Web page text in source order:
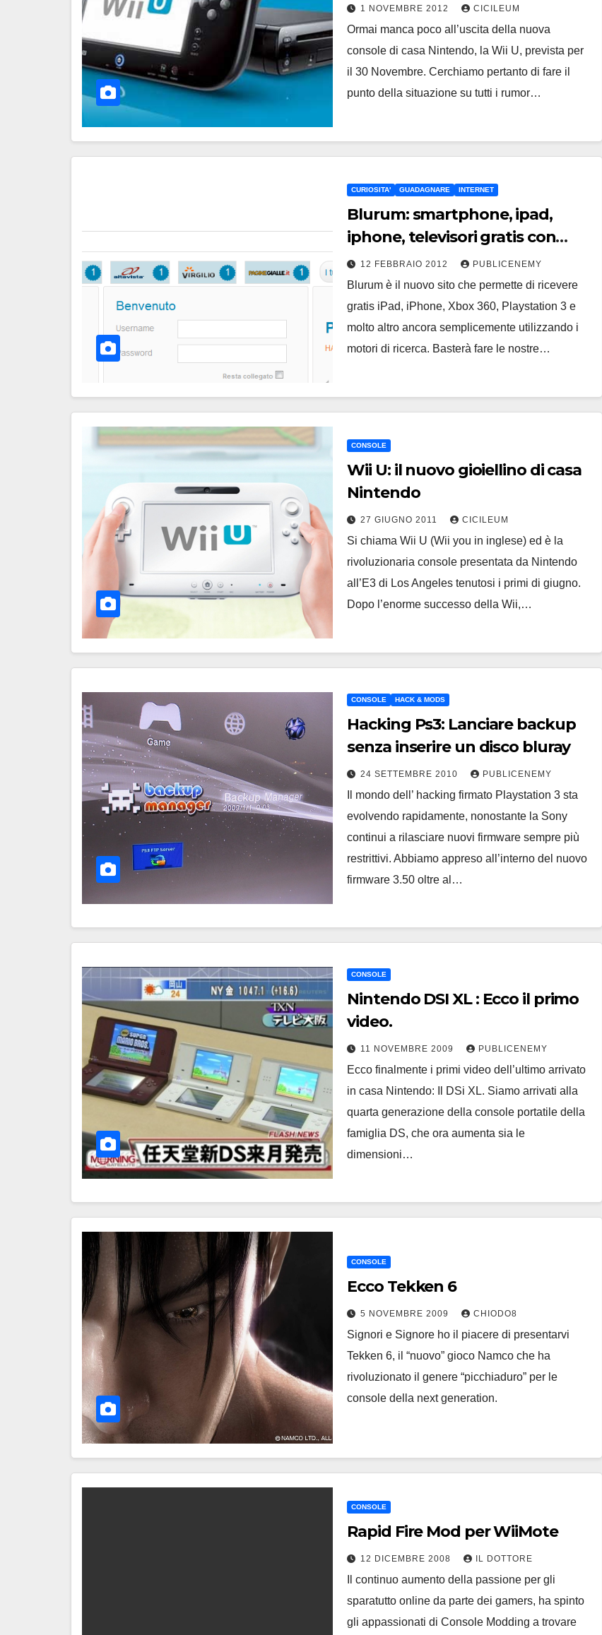
1 NOVEMBRE 2012 CICILEUM
Ormai manca poco all’uscita della nuova
console di casa Nintendo, la Wii U, prevista per
il 30 Novembre. Cerchiamo pertanto di fare il
punto della situazione su tutti i rumor…
CURIOSITA' GUADAGNARE INTERNET
Blurum: smartphone, ipad,
iphone, televisori gratis con
semplici ricerche
12 FEBBRAIO 2012 PUBLICENEMY
Blurum è il nuovo sito che permette di ricevere
gratis iPad, iPhone, Xbox 360, Playstation 3 e
molto altro ancora semplicemente utilizzando i
motori di ricerca. Basterà fare le nostre…
CONSOLE
Wii U: il nuovo gioiellino di casa
Nintendo
27 GIUGNO 2011 CICILEUM
Si chiama Wii U (Wii you in inglese) ed è la
rivoluzionaria console presentata da Nintendo
all’E3 di Los Angeles tenutosi i primi di giugno.
Dopo l’enorme successo della Wii,…
CONSOLE HACK & MODS
Hacking Ps3: Lanciare backup
senza inserire un disco bluray
24 SETTEMBRE 2010 PUBLICENEMY
Il mondo dell’ hacking firmato Playstation 3 sta
evolvendo rapidamente, nonostante la Sony
continui a rilasciare nuovi firmware sempre più
restrittivi. Abbiamo appreso all’interno del nuovo
firmware 3.50 oltre al…
CONSOLE
Nintendo DSI XL : Ecco il primo
video.
11 NOVEMBRE 2009 PUBLICENEMY
Ecco finalmente i primi video dell’ultimo arrivato
in casa Nintendo: Il DSi XL. Siamo arrivati alla
quarta generazione della console portatile della
famiglia DS, che ora aumenta sia le
dimensioni…
CONSOLE
Ecco Tekken 6
5 NOVEMBRE 2009 CHIODO8
Signori e Signore ho il piacere di presentarvi
Tekken 6, il “nuovo” gioco Namco che ha
rivoluzionato il genere “picchiaduro” per le
console della next generation.
CONSOLE
Rapid Fire Mod per WiiMote
12 DICEMBRE 2008 IL DOTTORE
Il continuo aumento della passione per gli
sparatutto online da parte dei gamers, ha spinto
gli appassionati di Console Modding a trovare